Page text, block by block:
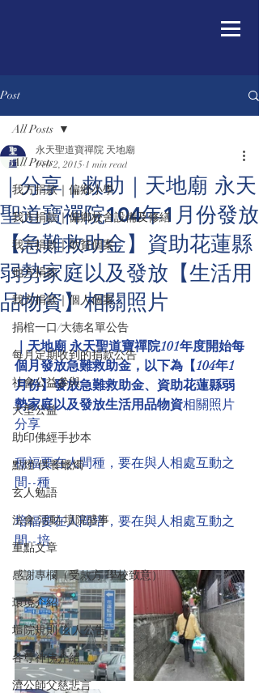
Post
All Posts
我方捐款｜偏鄉小學
我方捐款｜偏鄉校舍設備及修繕
我方捐款｜助貧個案
他方捐款
我方捐款｜個人個案
捐棺一口/大德名單公告
每月定期收到的捐款公告
社會公益參與
大型公益
助印佛經手抄本
點燈/供養蠟燭
玄人勉語
法會/活動/壇院盛事
重點文章
感謝專欄（受款方/學校致意）
環境介紹
壇院規則/玄人公告
各尊神佛介紹
濟公師父慈悲言
All Posts
｜分享｜救助｜天地廟 永天
聖道寶禪院104年1月份發放
【急難救助金】資助花蓮縣
弱勢家庭以及發放【生活用
品物資】相關照片
永天聖道寶禪院 天地廟
Feb 2, 2015 1 min read
｜天地廟 永天聖道寶禪院101年度開始每
個月發放急難救助金，以下為【104年1
月份】發放急難救助金、資助花蓮縣弱
勢家庭以及發放生活用品物資相關照片
分享
種福要在人間種，要在與人相處互動之
間--種
培福要在人間培，要在與人相處互動之
間--培